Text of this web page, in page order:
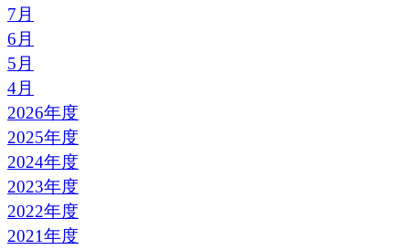
7月
6月
5月
4月
2026年度
2025年度
2024年度
2023年度
2022年度
2021年度